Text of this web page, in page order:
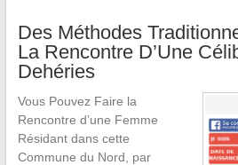
Des Méthodes
La Rencontre D’Une
Dehéries
Vous Pouvez Faire la
Rencontre d’une Femme
Résidant dans cette
Commune du Nord, par